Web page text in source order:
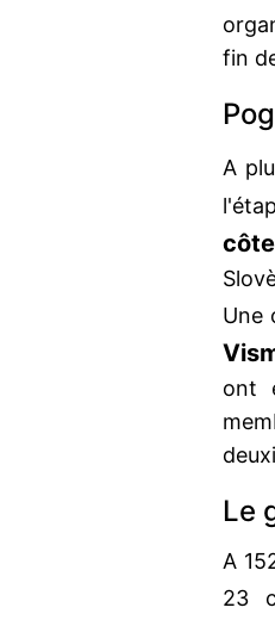
fin
A
Une
ont
Le
A
23